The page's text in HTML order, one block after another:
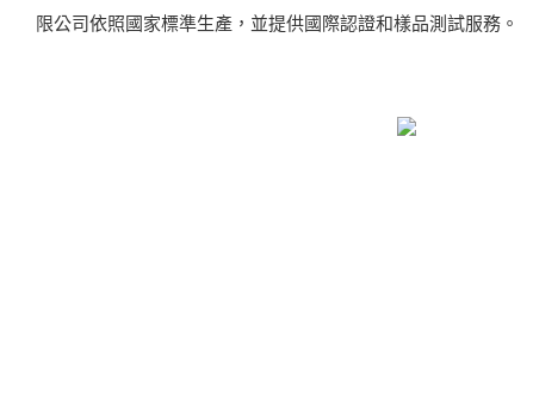
限公司依照國家標準生產，並提供國際認證和樣品測試服務。